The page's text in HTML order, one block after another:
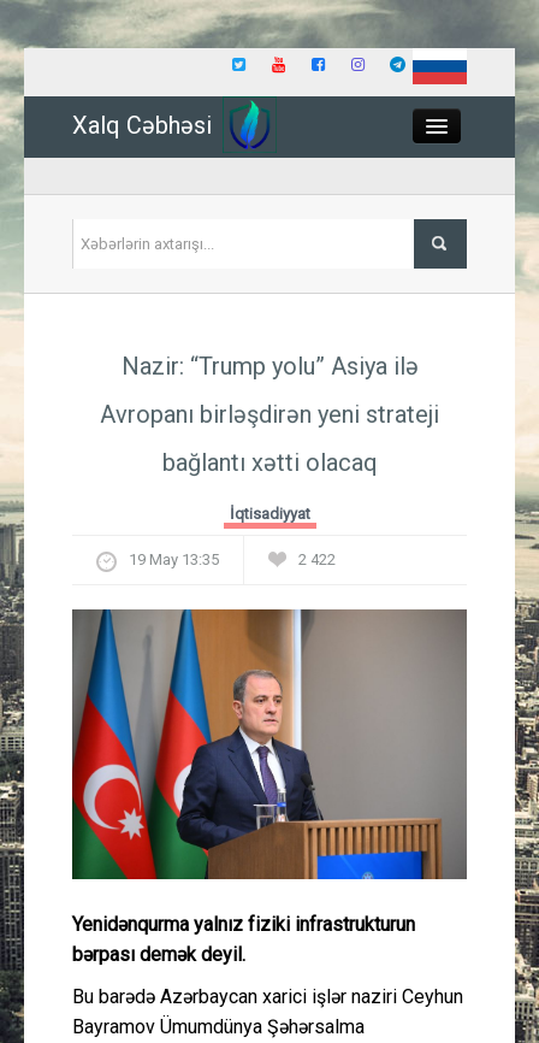
Xalq Cəbhəsi
İqtisadiyyat
Güney Azərbaycan
Gündəm
Cəmiyyət
Peşə etikası
Nazir: “Trump yolu” Asiya ilə
Avropanı birləşdirən yeni strateji
bağlantı xətti olacaq
İqtisadiyyat
19 May 13:35 2 422
Yenidənqurma yalnız fiziki infrastrukturun
bərpası demək deyil.
Bu barədə Azərbaycan xarici işlər naziri Ceyhun
Bayramov Ümumdünya Şəhərsalma